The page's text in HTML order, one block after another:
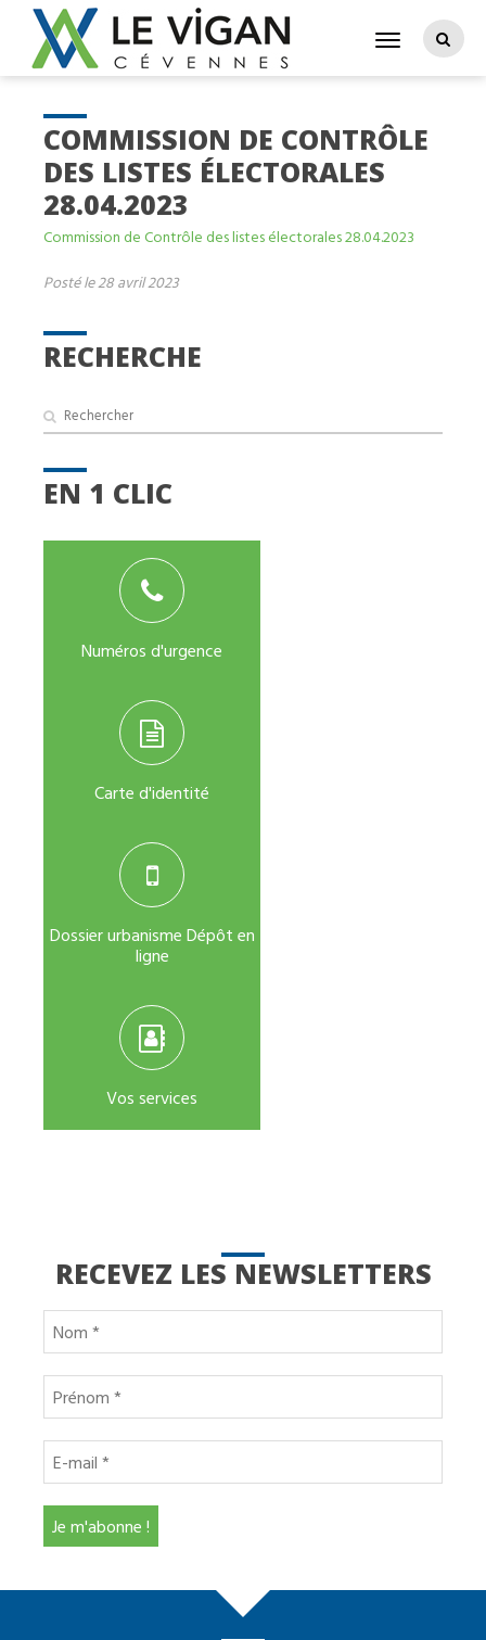
RECHERCHE
EN 1 CLIC
Numéros d'urgence
Carte d'identité
Dossier urbanisme Dépôt en
ligne
Vos services
COMMISSION DE CONTRÔLE
DES LISTES ÉLECTORALES
28.04.2023
Commission de Contrôle des listes électorales 28.04.2023
Posté le 28 avril 2023
RECEVEZ LES NEWSLETTERS